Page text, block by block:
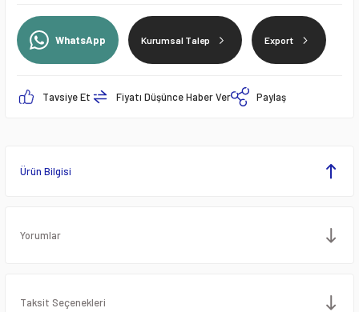
WhatsApp Kurumsal Talep Export
Tavsiye Et Fiyatı Düşünce Haber Ver Paylaş
Ürün Bilgisi
Yorumlar
Taksit Seçenekleri